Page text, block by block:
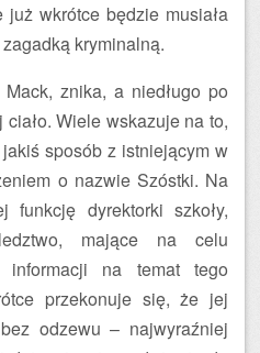
wkrótce będzie musiała
kryminalną.
znika, a niedługo po
Wiele wskazuje na to,
sposób z istniejącym w
o nazwie Szóstki. Na
funkcję dyrektorki szkoły,
mające na celu
na temat tego
przekonuje się, że jej
odzewu – najwyraźniej